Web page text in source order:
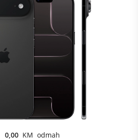
0,00 KM odmah